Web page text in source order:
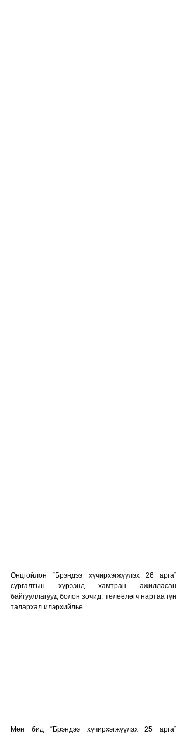
Онцгойлон “Брэндээ хүчирхэгжүүлэх 26 арга”
сургалтын хүрээнд хамтран ажилласан
байгууллагууд болон зочид, төлөөлөгч нартаа гүн
талархал илэрхийлье.
Мөн бид “Брэндээ хүчирхэгжүүлэх 25 арга”